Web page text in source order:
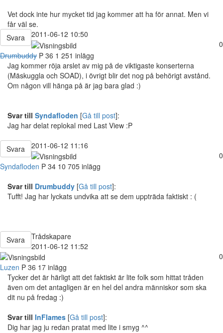
Vet dock inte hur mycket tid jag kommer att ha för annat. Men vi
får väl se.
Svara
2011-06-12 10:50
0
Drumbuddy P 36 1 251 inlägg
Jag kommer röja arslet av mig på de viktigaste konserterna
(Mäskuggla och SOAD), i övrigt blir det nog på behörigt avstånd.
Om någon vill hänga på är jag bara glad :)
Svar till Syndafloden [Gå till post]:
Jag har delat replokal med Last View :P
Svara
2011-06-12 11:16
0
Syndafloden P 34 10 705 inlägg
Svar till Drumbuddy [Gå till post]:
Tufft! Jag har lyckats undvika att se dem uppträda faktiskt : (
Svara
Trådskapare
2011-06-12 11:52
0
Luzen P 36 17 inlägg
Tycker det är härligt att det faktiskt är lite folk som hittat tråden
även om det antagligen är en hel del andra människor som ska
dit nu på fredag :)
Svar till InFlames [Gå till post]:
Dig har jag ju redan pratat med lite i smyg ^^